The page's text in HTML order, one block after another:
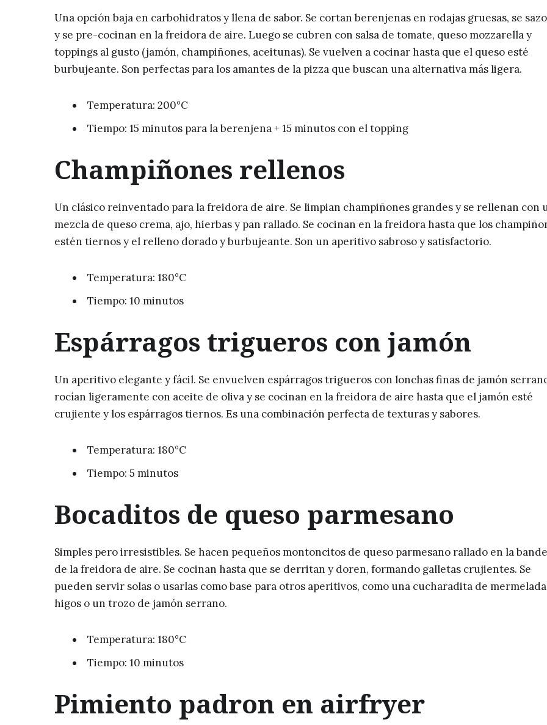
Una opción baja en carbohidratos y llena de sabor. Se cortan berenjenas en rodajas gruesas, se
y se pre-cocinan en la freidora de aire. Luego se cubren con salsa de tomate, queso mozzarella y
toppings al gusto (jamón, champiñones, aceitunas). Se vuelven a cocinar hasta que el queso esté
burbujeante. Son perfectas para los amantes de la pizza que buscan una alternativa más ligera.
Temperatura: 200°C
Tiempo: 15 minutos para la berenjena + 15 minutos con el topping
Champiñones rellenos
Un clásico reinventado para la freidora de aire. Se limpian champiñones grandes y se rellenan con
mezcla de queso crema, ajo, hierbas y pan rallado. Se cocinan en la freidora hasta que los
estén tiernos y el relleno dorado y burbujeante. Son un aperitivo sabroso y satisfactorio.
Temperatura: 180°C
Tiempo: 10 minutos
Espárragos trigueros con jamón
Un aperitivo elegante y fácil. Se envuelven espárragos trigueros con lonchas finas de jamón
rocían ligeramente con aceite de oliva y se cocinan en la freidora de aire hasta que el jamón esté
crujiente y los espárragos tiernos. Es una combinación perfecta de texturas y sabores.
Temperatura: 180°C
Tiempo: 5 minutos
Bocaditos de queso parmesano
Simples pero irresistibles. Se hacen pequeños montoncitos de queso parmesano rallado en la
de la freidora de aire. Se cocinan hasta que se derritan y doren, formando galletas crujientes. Se
pueden servir solas o usarlas como base para otros aperitivos, como una cucharadita de
higos o un trozo de jamón serrano.
Temperatura: 180°C
Tiempo: 10 minutos
Pimiento padron en airfryer